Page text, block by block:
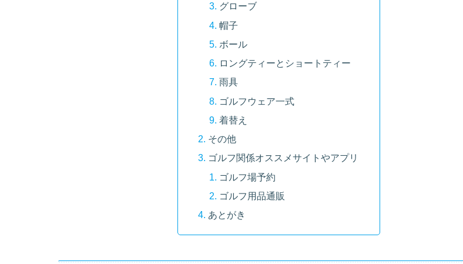
グローブ
帽子
ボール
ロングティーとショートティー
雨具
ゴルフウェア一式
着替え
その他
ゴルフ関係オススメサイトやアプリ
ゴルフ場予約
ゴルフ用品通販
あとがき